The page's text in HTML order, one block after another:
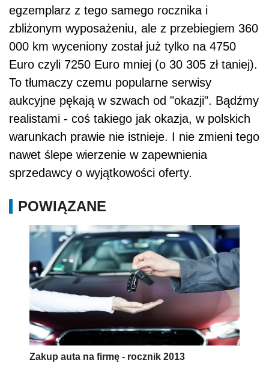
egzemplarz z tego samego rocznika i
zbliżonym wyposażeniu, ale z przebiegiem 360
000 km wyceniony został już tylko na 4750
Euro czyli 7250 Euro mniej (o 30 305 zł taniej).
To tłumaczy czemu popularne serwisy
aukcyjne pękają w szwach od "okazji". Bądźmy
realistami - coś takiego jak okazja, w polskich
warunkach prawie nie istnieje. I nie zmieni tego
nawet ślepe wierzenie w zapewnienia
sprzedawcy o wyjątkowości oferty.
POWIĄZANE
Zakup auta na firmę - rocznik 2013